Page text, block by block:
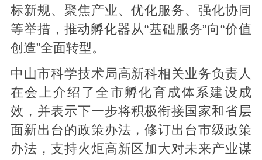
标新规、聚焦产业、优化服务、强化协同
等举措，推动孵化器从“基础服务”向“价值
创造”全面转型。
中山市科学技术局高新科相关业务负责人
在会上介绍了全市孵化育成体系建设成
效，并表示下一步将积极衔接国家和省层
面新出台的政策办法，修订出台市级政策
办法，支持火炬高新区加大对未来产业谋